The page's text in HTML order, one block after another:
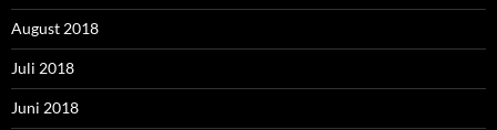
August 2018
Juli 2018
Juni 2018